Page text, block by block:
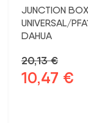
JUNCTION BOX
UNIVERSAL/
DAHUA
20,13€
Sākotnējā
10,47 €